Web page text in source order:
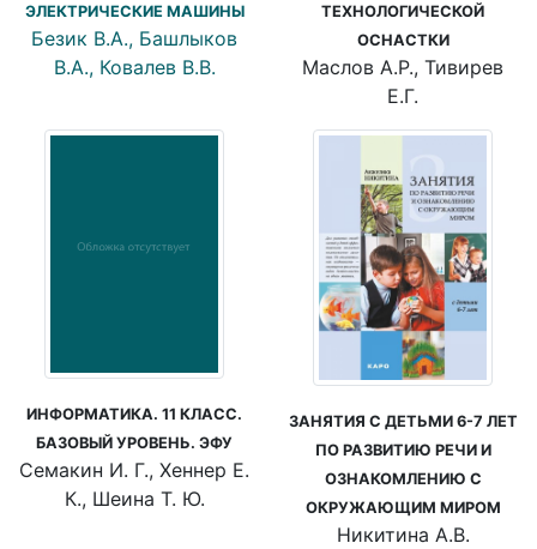
ЭЛЕКТРИЧЕСКИЕ МАШИНЫ
Безик В.А., Башлыков
В.А., Ковалев В.В.
ТЕХНОЛОГИЧЕСКОЙ
ОСНАСТКИ
Маслов А.Р., Тивирев
Е.Г.
ИНФОРМАТИКА. 11 КЛАСС.
БАЗОВЫЙ УРОВЕНЬ. ЭФУ
Семакин И. Г., Хеннер Е.
К., Шеина Т. Ю.
ЗАНЯТИЯ С ДЕТЬМИ 6-7 ЛЕТ
ПО РАЗВИТИЮ РЕЧИ И
ОЗНАКОМЛЕНИЮ С
ОКРУЖАЮЩИМ МИРОМ
Никитина А.В.